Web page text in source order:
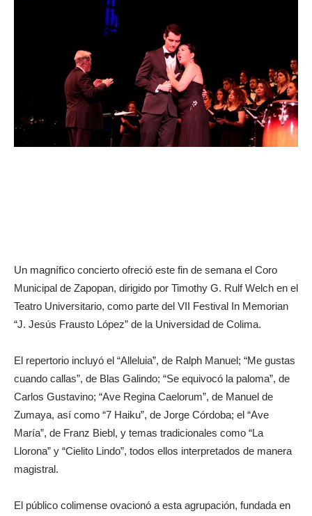
Un magnífico concierto ofreció este fin de semana el Coro
Municipal de Zapopan, dirigido por Timothy G. Rulf Welch en el
Teatro Universitario, como parte del VII Festival In Memorian
“J. Jesús Frausto López” de la Universidad de Colima.
El repertorio incluyó el “Alleluia”, de Ralph Manuel; “Me gustas
cuando callas”, de Blas Galindo; “Se equivocó la paloma”, de
Carlos Gustavino; “Ave Regina Caelorum”, de Manuel de
Zumaya, así como “7 Haiku”, de Jorge Córdoba; el “Ave
María”, de Franz Biebl, y temas tradicionales como “La
Llorona” y “Cielito Lindo”, todos ellos interpretados de manera
magistral.
El público colimense ovacionó a esta agrupación, fundada en